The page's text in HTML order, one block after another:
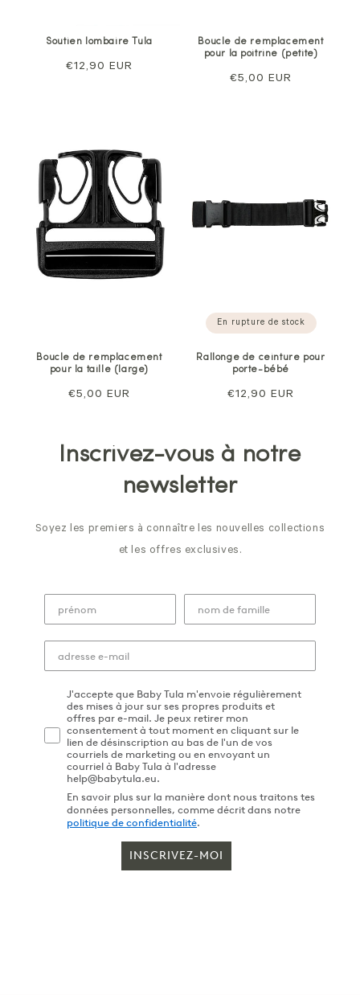
Soutien lombaire Tula
Prix
€12,90 EUR
Boucle de remplacement
pour la poitrine (petite)
Prix
€5,00 EUR
Boucle de remplacement
pour la taille (large)
Prix
€5,00 EUR
En rupture de stock
Rallonge de ceinture pour
porte-bébé
Prix
€12,90 EUR
Inscrivez-vous à notre
newsletter
Soyez les premiers à connaître les nouvelles collections
et les offres exclusives.
J'accepte que Baby Tula m'envoie régulièrement
des mises à jour sur ses propres produits et
offres par e-mail. Je peux retirer mon
consentement à tout moment en cliquant sur le
lien de désinscription au bas de l'un de vos
courriels de marketing ou en envoyant un
courriel à Baby Tula à l'adresse
help@babytula.eu.
En savoir plus sur la manière dont nous traitons tes
données personnelles, comme décrit dans notre
politique de confidentialité.
INSCRIVEZ-MOI